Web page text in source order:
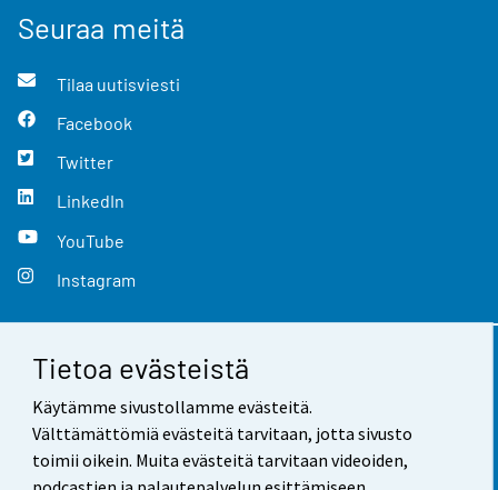
Tietoa evästeistä
Käytämme sivustollamme evästeitä.
Välttämättömiä evästeitä tarvitaan, jotta sivusto
toimii oikein. Muita evästeitä tarvitaan videoiden,
Seuraa meitä
Tilaa uutisviesti
Facebook
Twitter
LinkedIn
YouTube
Instagram
Yhteystiedot
Palaute
Käyttöehdot